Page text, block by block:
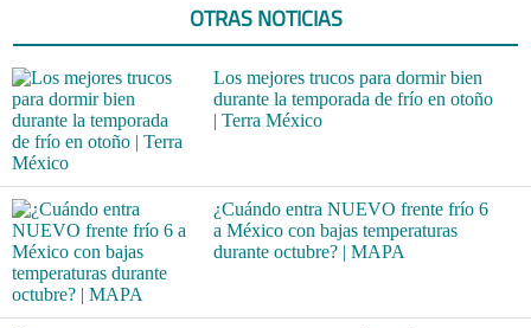
OTRAS NOTICIAS
Los mejores trucos para dormir bien
durante la temporada de frío en otoño
| Terra México
¿Cuándo entra NUEVO frente frío 6
a México con bajas temperaturas
durante octubre? | MAPA